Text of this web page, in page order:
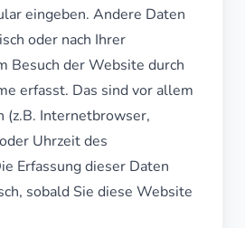
eingeben. Andere Daten
oder nach Ihrer
Besuch der Website durch
erfasst. Das sind vor allem
(z.B. Internetbrowser,
Uhrzeit des
Erfassung dieser Daten
sobald Sie diese Website